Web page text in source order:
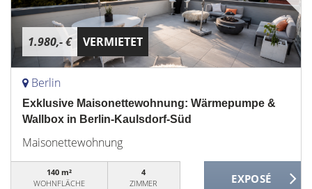
1.980,- € VERMIETET
Berlin
Exklusive Maisonettewohnung: Wärmepumpe &
Wallbox in Berlin-Kaulsdorf-Süd
Maisonettewohnung
140 m²
WOHNFLÄCHE
4
ZIMMER